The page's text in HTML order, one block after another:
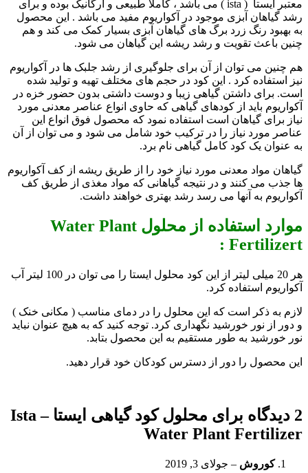
معتبر ایستا ( ista ) می باشد ، کاملا طبیعی و ارگانیک بوده و برای
رشد گیاهان آبزی موجود در آکواریوم مفید می باشد . این محصول
به بهبود رنگ زرد برگ های گیاهان آبزی بسیار کمک می کند و هم
چنین باعث تقویت و رشد ریشه این گیاهان می شود.
هم چنین می توان از آن برای جلوگیری از رشد جلبک ها در آکواریوم
نیز استفاده کرد . این کود در حجم های مختلف تهیه و تولید شده
است. برای داشتن گیاهی زیبا و دوست داشتی بدون حضور خزه در
آکواریوم باید از کودهای گیاهی که حاوی انواع عناصر معدنی مورد
نیاز برای گیاهان است استفاده نمود که محصول فوق انواع این
عناصر مورد نیاز را در ترکیب خود شامل می شود و می توان از آن
به عنوان یک کود کامل گیاهی نام برد.
گیاهان مواد معدنی مورد نیاز خود را از طریق ریشه از کف آکواریوم
ها جذب می کنند و در نتیجه گیاهانی که مواد مغذی از طریق کف
آکواریوم به آنها می رسد رشد بهتری خواهند داشت.
موارد استفاده از محلول Water Plant
Fertilizert
:
هر 20 میلی لیتر از این کود محلول ایستا را می توان در 100 لیتر آب
آکواریوم استفاده کرد.
لازم به ذکر است که این محلول را در دمای مناسب ( مکانی خنک )
و دور از نور خورشید نگهداری کرد. توجه کنید که به هیچ عنوان نباید
نور خورشید به طور مستقیم به این محصول بتابد.
این محصول را دور از دسترس کودکان خود قرار دهید.
2 دیدگاه برای
محلول کود گیاهی ایستا – Ista
Water Plant Fertilizer
کوروش – جولای 3, 2019